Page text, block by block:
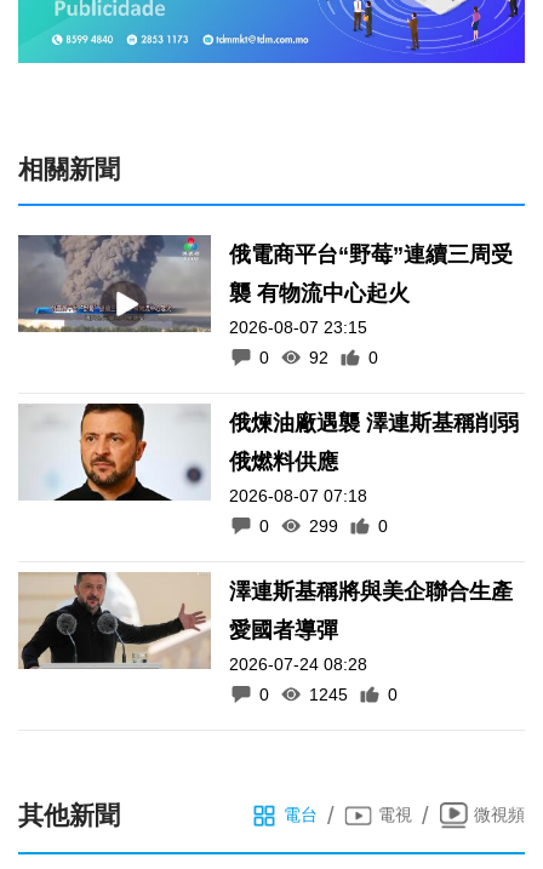
相關新聞
俄電商平台“野莓”連續三周受
襲 有物流中心起火
2026-08-07 23:15
0
92 0
俄煉油廠遇襲 澤連斯基稱削弱
俄燃料供應
2026-08-07 07:18
0
299 0
澤連斯基稱將與美企聯合生產
愛國者導彈
2026-07-24 08:28
0
1245 0
其他新聞 電台 / 電視 / 微視頻